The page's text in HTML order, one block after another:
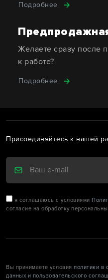
Подробнее
Желаете сразу после
к работе?
Подробнее
Присоединяйтесь к нашей
я соглашаюсь с условиями
согласие на обработку
Вы принимаете условия политики в
данных и пользовательского